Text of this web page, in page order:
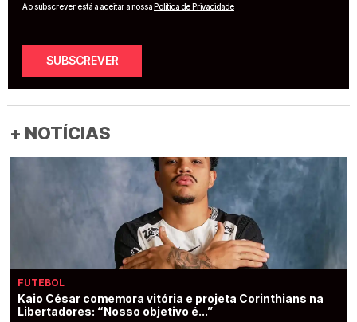
Ao subscrever está a aceitar a nossaPolítica de Privacidade
SUBSCREVER
+ NOTÍCIAS
FUTEBOL
Kaio César comemora vitória e projeta Corinthians na
Libertadores: “Nosso objetivo é...”